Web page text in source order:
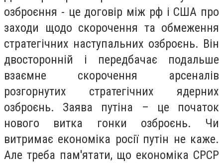
озброєння - це договір між рф і США про
заходи щодо скорочення та обмеження
стратегічних наступальних озброєнь. Він
двосторонній і передбачає подальше
взаємне скорочення арсеналів
розгорнутих стратегічних ядерних
озброєнь. Заява путіна – це початок
нового витка гонки озброєнь. Чи
витримає економіка росії путін не каже.
Але треба пам'ятати, що економіка СРСР